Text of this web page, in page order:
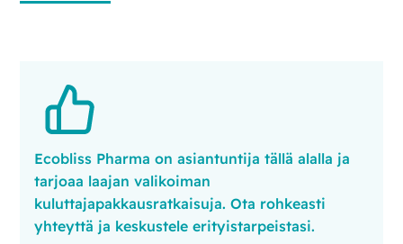
Ecobliss Pharma on asiantuntija tällä alalla ja
tarjoaa laajan valikoiman
kuluttajapakkausratkaisuja. Ota rohkeasti
yhteyttä ja keskustele erityistarpeistasi.